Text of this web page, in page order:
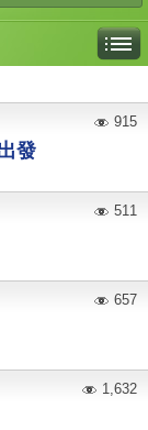
發
915
511
657
1,632